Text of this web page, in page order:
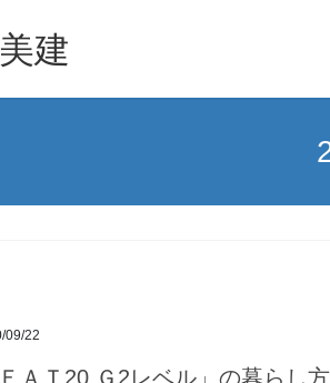
建
09/22
ＥＡＴ20 Ｇ2レベル」の暮らし